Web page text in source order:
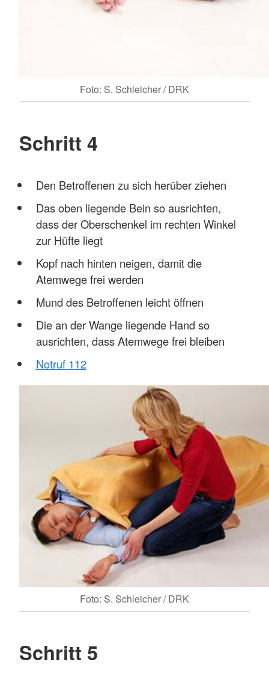
Foto: S. Schleicher / DRK
Schritt 4
Den Betroffenen zu sich herüber ziehen
Das oben liegende Bein so ausrichten,
dass der Oberschenkel im rechten Winkel
zur Hüfte liegt
Kopf nach hinten neigen, damit die
Atemwege frei werden
Mund des Betroffenen leicht öffnen
Die an der Wange liegende Hand so
ausrichten, dass Atemwege frei bleiben
Notruf 112
Foto: S. Schleicher / DRK
Schritt 5